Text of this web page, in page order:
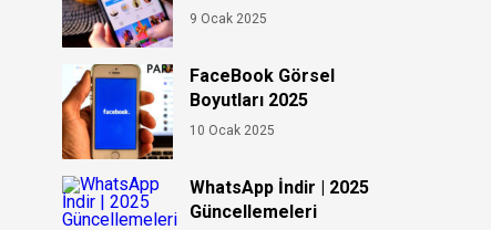
9 Ocak 2025
FaceBook Görsel
Boyutları 2025
10 Ocak 2025
WhatsApp İndir | 2025
Güncellemeleri